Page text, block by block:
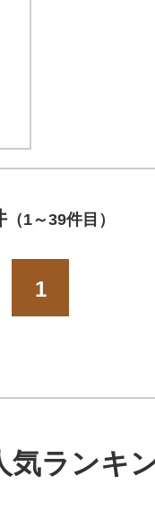
（1～39件目）
1
気ランキ